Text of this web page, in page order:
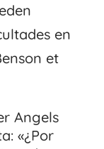
en
et
Angels
«¿Por